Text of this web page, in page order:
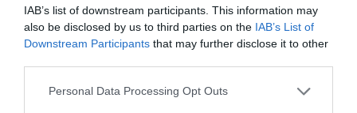
IAB’s list of downstream participants. This information may
also be disclosed by us to third parties on the IAB’s List of
Downstream Participants that may further disclose it to other
Please note that this website/app uses one or more Google
Personal Data Processing Opt Outs